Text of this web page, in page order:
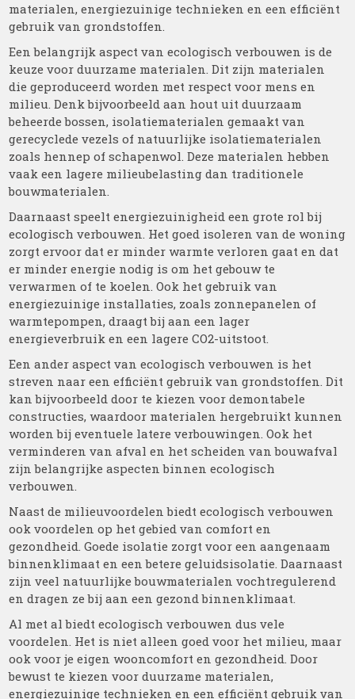
materialen, energiezuinige technieken en een efficiënt
gebruik van grondstoffen.
Een belangrijk aspect van ecologisch verbouwen is de
keuze voor duurzame materialen. Dit zijn materialen
die geproduceerd worden met respect voor mens en
milieu. Denk bijvoorbeeld aan hout uit duurzaam
beheerde bossen, isolatiematerialen gemaakt van
gerecyclede vezels of natuurlijke isolatiematerialen
zoals hennep of schapenwol. Deze materialen hebben
vaak een lagere milieubelasting dan traditionele
bouwmaterialen.
Daarnaast speelt energiezuinigheid een grote rol bij
ecologisch verbouwen. Het goed isoleren van de woning
zorgt ervoor dat er minder warmte verloren gaat en dat
er minder energie nodig is om het gebouw te
verwarmen of te koelen. Ook het gebruik van
energiezuinige installaties, zoals zonnepanelen of
warmtepompen, draagt bij aan een lager
energieverbruik en een lagere CO2-uitstoot.
Een ander aspect van ecologisch verbouwen is het
streven naar een efficiënt gebruik van grondstoffen. Dit
kan bijvoorbeeld door te kiezen voor demontabele
constructies, waardoor materialen hergebruikt kunnen
worden bij eventuele latere verbouwingen. Ook het
verminderen van afval en het scheiden van bouwafval
zijn belangrijke aspecten binnen ecologisch
verbouwen.
Naast de milieuvoordelen biedt ecologisch verbouwen
ook voordelen op het gebied van comfort en
gezondheid. Goede isolatie zorgt voor een aangenaam
binnenklimaat en een betere geluidsisolatie. Daarnaast
zijn veel natuurlijke bouwmaterialen vochtregulerend
en dragen ze bij aan een gezond binnenklimaat.
Al met al biedt ecologisch verbouwen dus vele
voordelen. Het is niet alleen goed voor het milieu, maar
ook voor je eigen wooncomfort en gezondheid. Door
bewust te kiezen voor duurzame materialen,
energiezuinige technieken en een efficiënt gebruik van